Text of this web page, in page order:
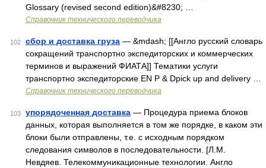
Glossary (revised second edition)&#8230; …
Справочник технического переводчика
102 сбор и доставка груза — &mdash; [[Англо русский словарь
сокращений транспортно экспедиторских и коммерческих
терминов и выражений ФИАТА]] Тематики услуги
транспортно экспедиторские EN P & Dpick uр and delivery …
Справочник технического переводчика
103 упорядоченная доставка — Процедура приема блоков
данных, которая выполняется в том же порядке, в каком эти
блоки были отправлены, т.е. с исходным порядком
следования символов в последовательности. [Л.М.
Невдяев. Телекоммуникационные технологии. Англо